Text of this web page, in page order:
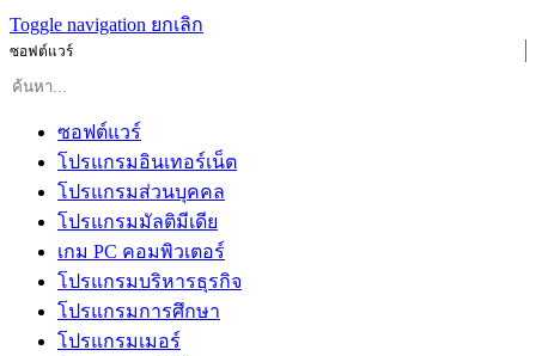
Toggle navigation ยกเลิก
ซอฟต์แวร์
ซอฟต์แวร์
โปรแกรมอินเทอร์เน็ต
โปรแกรมส่วนบุคคล
โปรแกรมมัลติมีเดีย
เกม PC คอมพิวเตอร์
โปรแกรมบริหารธุรกิจ
โปรแกรมการศึกษา
โปรแกรมเมอร์